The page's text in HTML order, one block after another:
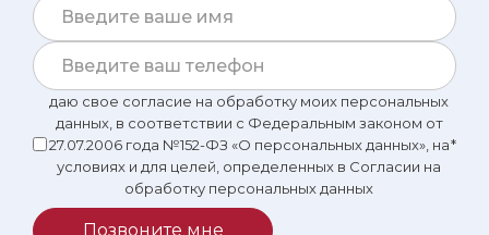
даю свое согласие на обработку моих персональных
данных, в соответствии с Федеральным законом от
27.07.2006 года №152-ФЗ «О персональных данных», на
условиях и для целей, определенных в Согласии на
обработку персональных данных
*
Позвоните мне